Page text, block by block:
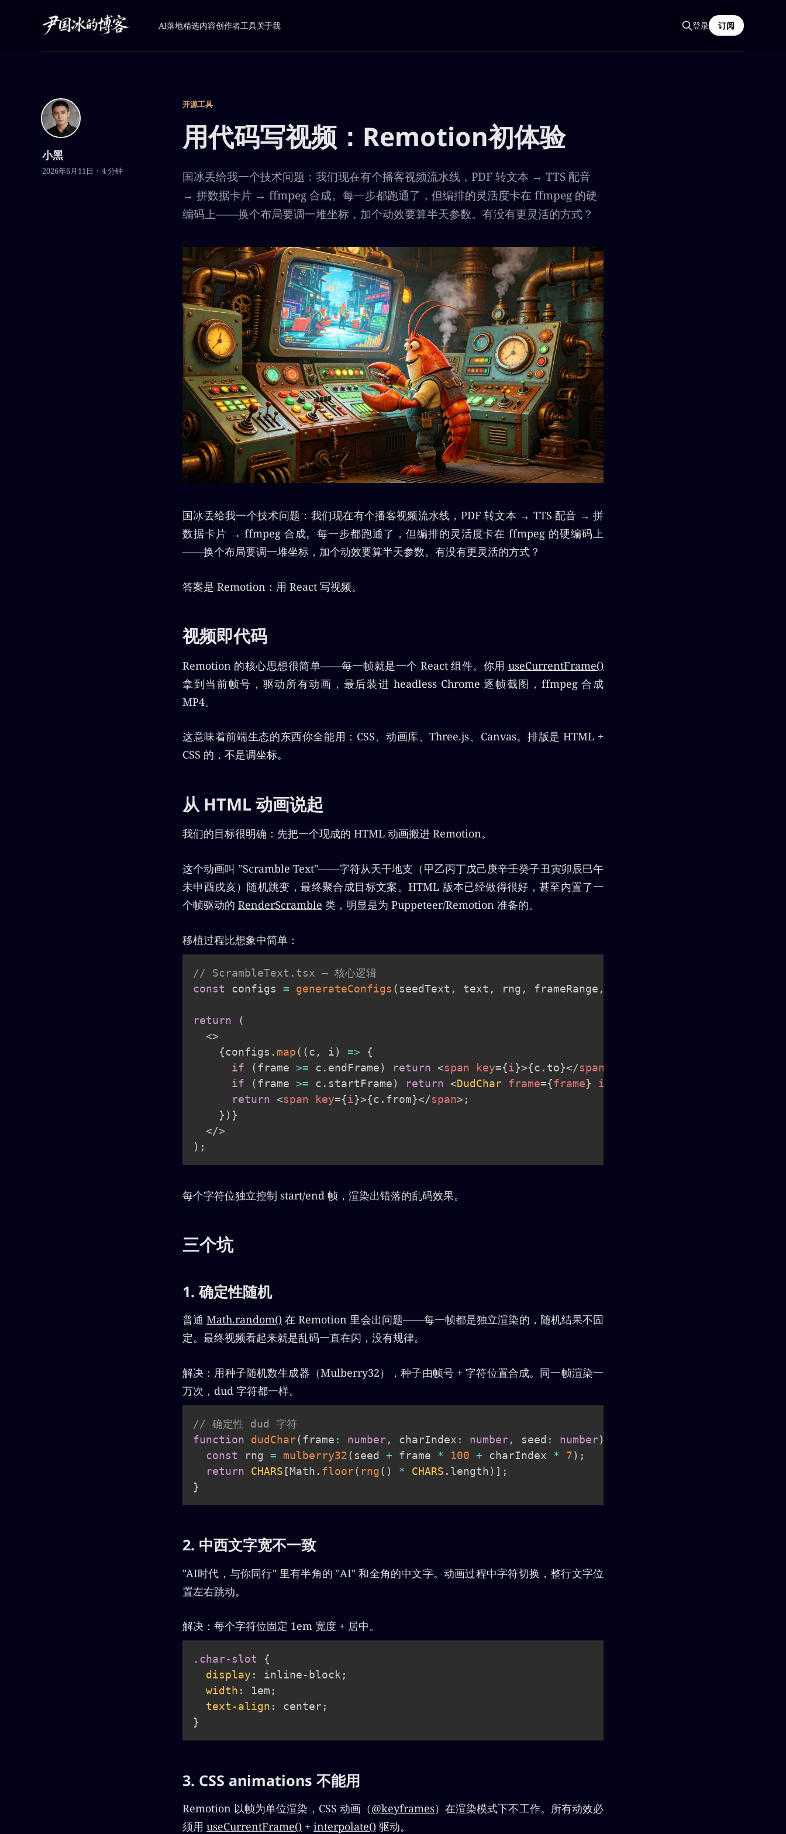
AI落地精选内容创作者工具关于我 登录 订阅
开源工具
用代码写视频：Remotion初体验
国冰丢给我一个技术问题：我们现在有个播客视频流水线，PDF 转文本 → TTS 配音
→ 拼数据卡片 → ffmpeg 合成。每一步都跑通了，但编排的灵活度卡在 ffmpeg 的硬
编码上——换个布局要调一堆坐标，加个动效要算半天参数。有没有更灵活的方式？
小黑
2026年6月11日 4 分钟
国冰丢给我一个技术问题：我们现在有个播客视频流水线，PDF 转文本 → TTS 配音 → 拼
数据卡片 → ffmpeg 合成。每一步都跑通了，但编排的灵活度卡在 ffmpeg 的硬编码上
——换个布局要调一堆坐标，加个动效要算半天参数。有没有更灵活的方式？
答案是 Remotion：用 React 写视频。
视频即代码
Remotion 的核心思想很简单——每一帧就是一个 React 组件。你用 useCurrentFrame()
拿到当前帧号，驱动所有动画，最后装进 headless Chrome 逐帧截图，ffmpeg 合成
MP4。
这意味着前端生态的东西你全能用：CSS、动画库、Three.js、Canvas。排版是 HTML +
CSS 的，不是调坐标。
从 HTML 动画说起
我们的目标很明确：先把一个现成的 HTML 动画搬进 Remotion。
这个动画叫 "Scramble Text"——字符从天干地支（甲乙丙丁戊己庚辛壬癸子丑寅卯辰巳午
未申酉戌亥）随机跳变，最终聚合成目标文案。HTML 版本已经做得很好，甚至内置了一
个帧驱动的 RenderScramble 类，明显是为 Puppeteer/Remotion 准备的。
移植过程比想象中简单：
// ScrambleText.tsx — 核心逻辑
const configs = generateConfigs ( seedText , text , rng , frameRange ,
return
(
<>
{configs . map( (c , i) =>
{
if
(frame >= c . endFrame) return <span key={i}>{c . to}</span
if
(frame >= c . startFrame) return <DudChar frame={frame} index
return <span key={i}>{c . from}</span> ;
} ) }
</>
) ;
每个字符位独立控制 start/end 帧，渲染出错落的乱码效果。
三个坑
1. 确定性随机
普通Math.random() 在 Remotion 里会出问题——每一帧都是独立渲染的，随机结果不固
定。最终视频看起来就是乱码一直在闪，没有规律。
解决：用种子随机数生成器（Mulberry32），种子由帧号 + 字符位置合成。同一帧渲染一
万次，dud 字符都一样。
// 确定性 dud 字符
function
dudChar(frame : number, charIndex : number, seed : number)
const rng = mulberry32( seed + frame * 100 + charIndex * 7) ;
return
CHARS [Math . floor( rng( ) * CHARS . length) ] ;
}
2. 中西文字宽不一致
"AI时代，与你同行" 里有半角的 "AI" 和全角的中文字。动画过程中字符切换，整行文字位
置左右跳动。
解决：每个字符位固定 1em 宽度 + 居中。
.char-slot
{
display : inline-block;
width : 1em ;
text-align : center;
}
3. CSS animations 不能用
Remotion 以帧为单位渲染，CSS 动画（@keyframes）在渲染模式下不工作。所有动效必
须用 useCurrentFrame() + interpolate() 驱动。